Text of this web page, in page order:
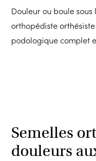
Douleur ou boule
orthopédiste
podologique complet
Semelles
douleurs